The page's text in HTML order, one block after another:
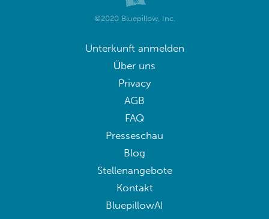
©2020 Bluepillow, Inc.
Unterkunft anmelden
Über uns
Privacy
AGB
FAQ
Presseschau
Blog
Stellenangebote
Kontakt
BluepillowAI